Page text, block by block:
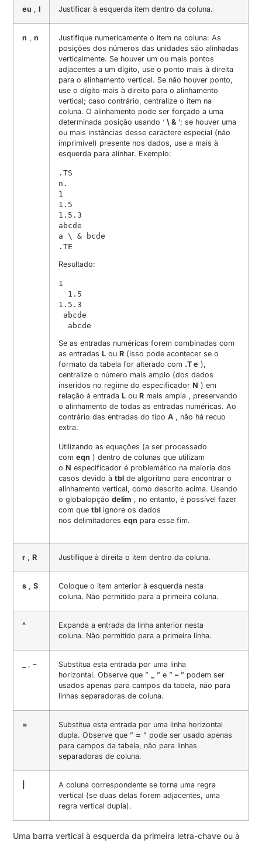
eu ,l Justificar à esquerda item dentro da coluna.
n ,n
Justifique numericamente o item na coluna: As
posições dos números das unidades são alinhadas
verticalmente. Se houver um ou mais pontos
adjacentes a um dígito, use o ponto mais à direita
para o alinhamento vertical. Se não houver ponto,
use o dígito mais à direita para o alinhamento
vertical; caso contrário, centralize o item na
coluna. O alinhamento pode ser forçado a uma
determinada posição usando ‘\ & ‘; se houver uma
ou mais instâncias desse caractere especial (não
imprimível) presente nos dados, use a mais à
esquerda para alinhar. Exemplo:
.TS
n.
1
1.5
1.5.3
abcde
a \ & bcde
.TE
Resultado:
1
1.5.3
  abcde
Se as entradas numéricas forem combinadas com
as entradasL ouR (isso pode acontecer se o
formato da tabela for alterado com .T e ),
centralize o número mais amplo (dos dados
inseridos no regime do especificadorN ) em
relação à entradaL ouR mais ampla , preservando
o alinhamento de todas as entradas numéricas. Ao
contrário das entradas do tipoA , não há recuo
extra.
Utilizando as equações (a ser processado
comeqn ) dentro de colunas que utilizam
oN especificador é problemático na maioria dos
casos devido àtbl de algoritmo para encontrar o
alinhamento vertical, como descrito acima. Usando
o globalopçãodelim , no entanto, é possível fazer
com quetbl ignore os dados
nos delimitadoreseqn para esse fim.
r ,R Justifique à direita o item dentro da coluna.
s ,S
Coloque o item anterior à esquerda nesta
coluna. Não permitido para a primeira coluna.
^
Expanda a entrada da linha anterior nesta
coluna. Não permitido para a primeira linha.
,–
Substitua esta entrada por uma linha
horizontal. Observe que ”
” e ”–” podem ser
usados ​​apenas para campos da tabela, não para
linhas separadoras de coluna.
=
Substitua esta entrada por uma linha horizontal
dupla. Observe que ” = ” pode ser usado apenas
para campos da tabela, não para linhas
separadoras de coluna.
A coluna correspondente se torna uma regra
vertical (se duas delas forem adjacentes, uma
regra vertical dupla).
Uma barra vertical à esquerda da primeira letra-chave ou à